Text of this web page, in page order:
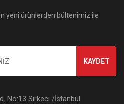
yeni ürünlerden bültenimiz ile
KAYDET
No:13 Sirkeci /İstanbul